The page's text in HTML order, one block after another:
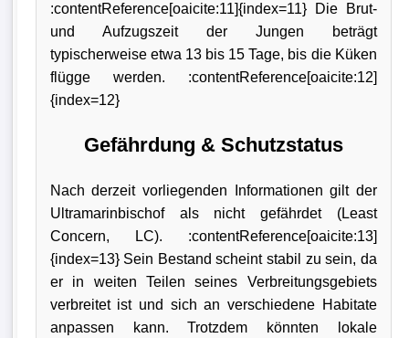
:contentReference[oaicite:11]{index=11} Die Brut-
und Aufzugszeit der Jungen beträgt
typischerweise etwa 13 bis 15 Tage, bis die Küken
flügge werden. :contentReference[oaicite:12]
{index=12}
Gefährdung & Schutzstatus
Nach derzeit vorliegenden Informationen gilt der
Ultramarinbischof als nicht gefährdet (Least
Concern, LC). :contentReference[oaicite:13]
{index=13} Sein Bestand scheint stabil zu sein, da
er in weiten Teilen seines Verbreitungsgebiets
verbreitet ist und sich an verschiedene Habitate
anpassen kann. Trotzdem könnten lokale